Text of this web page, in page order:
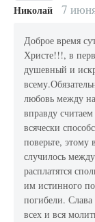
Николай 7
Доброе время
Христе!!!, в
душевный и
любовь между
вправду
всячески
поверьте,
случилось
расплатятся
им истинного
погибели.
всех и вся